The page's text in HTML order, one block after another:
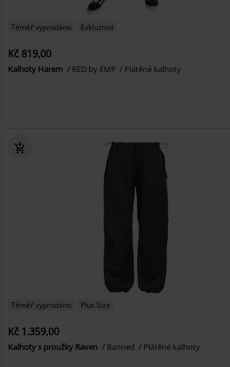
Téměř vyprodáno Exkluzivní
Kč 819,00
Kalhoty Harem RED by EMP Plátěné kalhoty
Téměř vyprodáno Plus Size
Kč 1.359,00
Kalhoty s proužky Raven Banned Plátěné kalhoty